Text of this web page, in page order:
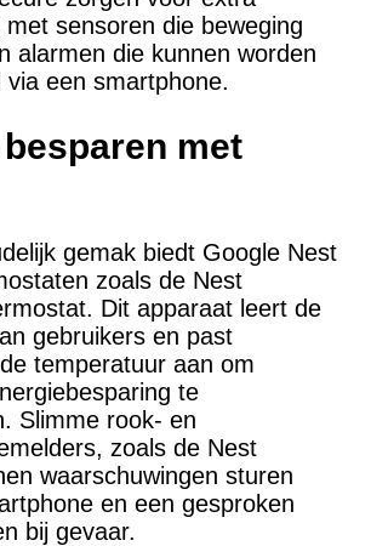
met sensoren die beweging
alarmen die kunnen worden
via een smartphone.
met
gemak biedt Google Nest
zoals de Nest
Dit apparaat leert de
gebruikers en past
temperatuur aan om
te
Slimme rook- en
zoals de Nest
waarschuwingen sturen
en een gesproken
bij gevaar.